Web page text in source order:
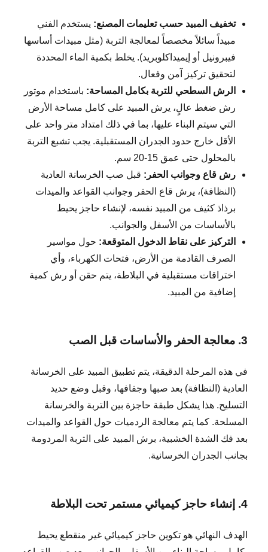
تخفيف المبيد حسب تعليمات المصنع: يستخدم الفني
مبيداً سائلاً مخصصاً لمعالجة التربة (مثل مبيدات أساسها
فيبرونيل أو إيميداكلوبريد). يخلط بكمية الماء المحددة
لتحقيق تركيز آمن وفعال.
الرش السطحي للتربة بكامل المساحة: باستخدام موتور
رش ضغط عالٍ، يرش المبيد على كامل مساحة الأرض
التي سيتم البناء عليها، بما في ذلك امتداد متر واحد على
الأقل خارج حدود الجدران المستقبلية. يجب تشبع التربة
بالمحلول حتى عمق 15-20 سم.
رش قاع وجوانب الحفر: قبل صب الخرسانة العادية
(النظافة)، يرش قاع الحفر وجوانب القواعد والميدات
برذاذ كثيف من المبيد نفسه، لإنشاء حاجز يحيط
بالأساسات من الأسفل والجوانب.
التركيز على نقاط الدخول المتوقعة: حول مواسير
الصرف القادمة من الأرض، فتحات الكهرباء، وأي
اختراقات مستقبلية في البلاطة، يتم حقن أو رش كمية
إضافية من المبيد.
3. معالجة الحفر والأساسات قبل الصب
في هذه المرحلة الدقيقة، يتم تطبيق المبيد على الخرسانة
العادية (النظافة) بعد صبها وجفافها، وقبل وضع حديد
التسليح. هذا يشكل طبقة حاجزة بين التربة والخرسانة
المسلحة. كما يتم معالجة الردميات حول القواعد والميدات
بعد فك الشدة الخشبية، برش المبيد على التربة المردومة
بجانب الجدران الخرسانية.
4. إنشاء حاجز كيميائي مستمر تحت البلاطة
الهدف النهائي هو تكوين حاجز كيميائي غير منقطع يحيط